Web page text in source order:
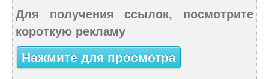
Для получения ссылок, посмотрите
короткую рекламу
Нажмите для просмотра